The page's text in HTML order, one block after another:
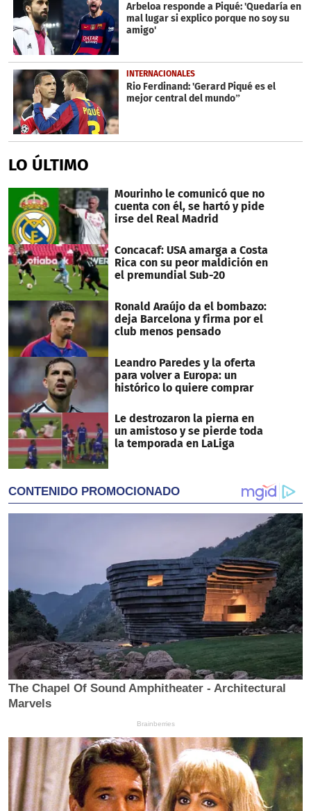
Arbeloa responde a Piqué: 'Quedaría en
mal lugar si explico porque no soy su
amigo'
INTERNACIONALES
Rio Ferdinand: 'Gerard Piqué es el
mejor central del mundo”
LO ÚLTIMO
Mourinho le comunicó que no
cuenta con él, se hartó y pide
irse del Real Madrid
Concacaf: USA amarga a Costa
Rica con su peor maldición en
el premundial Sub-20
Ronald Araújo da el bombazo:
deja Barcelona y firma por el
club menos pensado
Leandro Paredes y la oferta
para volver a Europa: un
histórico lo quiere comprar
Le destrozaron la pierna en
un amistoso y se pierde toda
la temporada en LaLiga